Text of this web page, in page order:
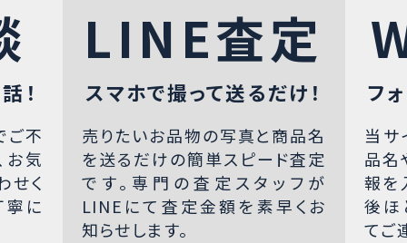
！
ご不
お気
せく
寧に
LINE査定
スマホで撮って送るだけ！
売りたいお品物の写真と商品名
を送るだけの簡単スピード査定
です。専門の査定スタッフが
LINEにて査定金額を素早くお
知らせします。
フ
当サ
品名
報を
後ほ
てご